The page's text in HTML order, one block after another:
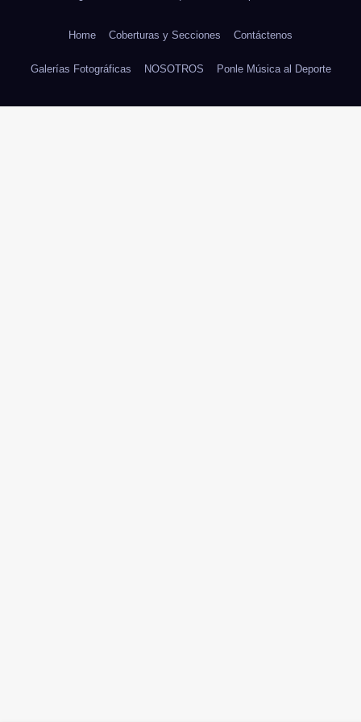
Home Coberturas y Secciones Contáctenos
Galerías Fotográficas NOSOTROS Ponle Música al Deporte